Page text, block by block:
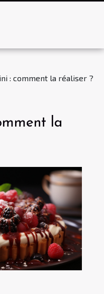
: comment la réaliser ?
la